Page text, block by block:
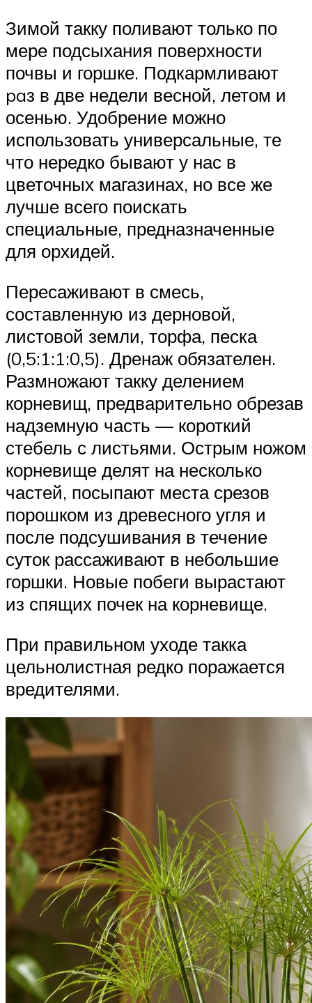
Зимой такку поливают только по
мере подсыхания поверхности
почвы и горшке. Подкармливают
paз в две недели весной, летом и
осенью. Удобрение можно
использовать универсальные, те
что нередко бывают у нас в
цветочных магазинах, но все же
лучше всего поискать
специальные, предназначенные
для орхидей.
Пересаживают в смесь,
составленную из дерновой,
листовой земли, торфа, песка
(0,5:1:1:0,5). Дренаж обязателен.
Размножают такку делением
корневищ, предварительно обрезав
надземную часть — короткий
стебель с листьями. Острым ножом
корневище делят на несколько
частей, посыпают места срезов
порошком из древесного угля и
после подсушивания в течение
суток рассаживают в небольшие
горшки. Новые побеги вырастают
из спящих почек на корневище.
При правильном уходе такка
цельнолистная редко поражается
вредителями.